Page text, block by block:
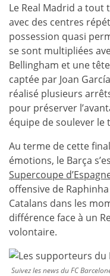
Le Real Madrid a tout
avec des centres
possession quasi
se sont multipliées
Bellingham et une
captée par Joan
réalisé plusieurs
pour préserver
équipe de soulever le
Au terme de cette
émotions, le Barça
Supercoupe
offensive de
Catalans dans les
différence face à un
volontaire.
Suivez les news du FC